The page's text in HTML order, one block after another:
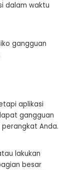
dalam waktu
gangguan
aplikasi
gangguan
perangkat Anda.
lakukan
besar